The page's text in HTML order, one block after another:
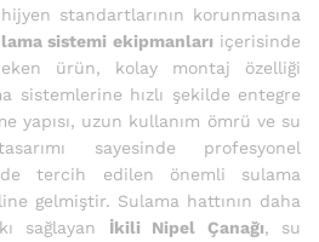
standartlarının korunmasına
sistemi ekipmanları içerisinde
ürün, kolay montaj özelliği
sistemlerine hızlı şekilde entegre
yapısı, uzun kullanım ömrü ve su
sayesinde profesyonel
tercih edilen önemli sulama
gelmiştir. Sulama hattının daha
sağlayan İkili Nipel Çanağı, su